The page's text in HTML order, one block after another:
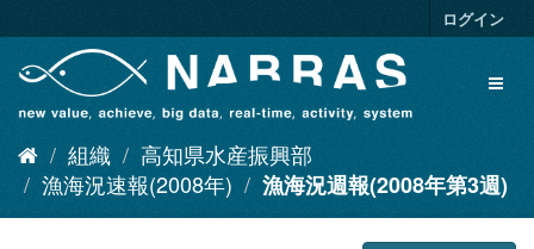
キ
ログイン
組織
高知県水産振興部
漁海況速報(2008年)
漁海況週報(2008年第3週)